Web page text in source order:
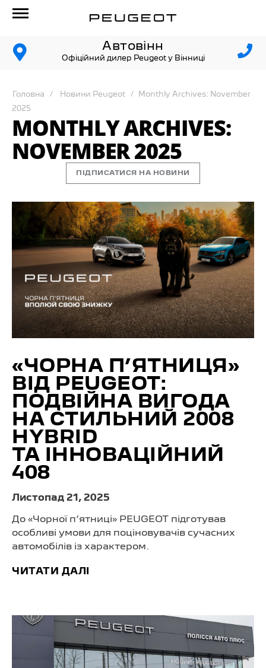
Автовінн
Офіційний дилер Peugeot у Вінниці
Головна Новини Peugeot Monthly Archives: November
2025
MONTHLY ARCHIVES:
NOVEMBER 2025
ПІДПИСАТИСЯ НА НОВИНИ
«ЧОРНА П’ЯТНИЦЯ»
ВІД PEUGEOT:
ПОДВІЙНА ВИГОДА
НА СТИЛЬНИЙ 2008
HYBRID
ТА ІННОВАЦІЙНИЙ
408
Листопад 21, 2025
До «Чорної п’ятниці» PEUGEOT підготував
особливі умови для поціновувачів сучасних
автомобілів із характером.
ЧИТАТИ ДАЛІ